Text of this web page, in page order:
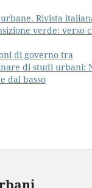
Rivista
verde: verso
di governo tra
di studi urbani:
dal basso